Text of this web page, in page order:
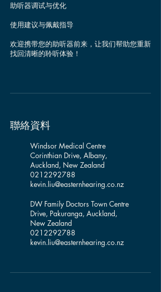
助听器调试与优化
使用建议与佩戴指导
欢迎携带您的助听器前来，让我们帮助您重新
找回清晰的聆听体验！
聯絡資料
Windsor Medical Centre
Corinthian Drive, Albany,
Auckland, New Zealand
0212292788
kevin.liu@easternhearing.co.nz
DW Family Doctors Town Centre
Drive, Pakuranga, Auckland,
New Zealand
0212292788
kevin.liu@easternhearing.co.nz